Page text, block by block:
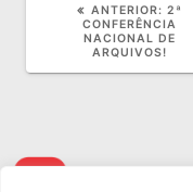
ANTERIOR: 2ª
CONFERÊNCIA
NACIONAL DE
ARQUIVOS!